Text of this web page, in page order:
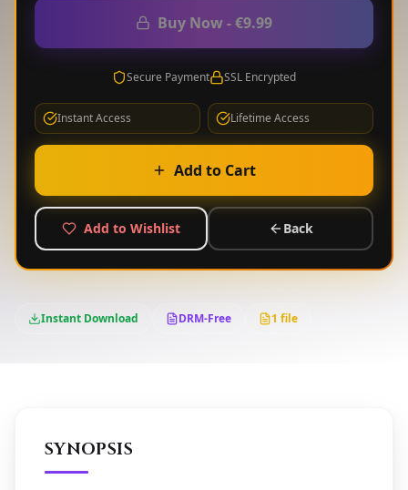
Buy Now-€9.99
Secure Payment SSL Encrypted
Instant Access Lifetime Access
Add to Cart
Add to Wishlist Back
Instant Download DRM-Free 1 file
SYNOPSIS